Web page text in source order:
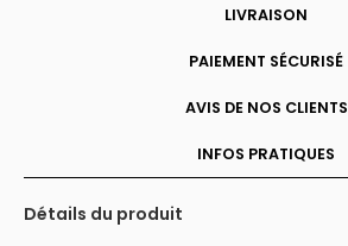
LIVRAISON
PAIEMENT SÉCURISÉ
AVIS DE NOS CLIENTS
INFOS PRATIQUES
Détails du produit